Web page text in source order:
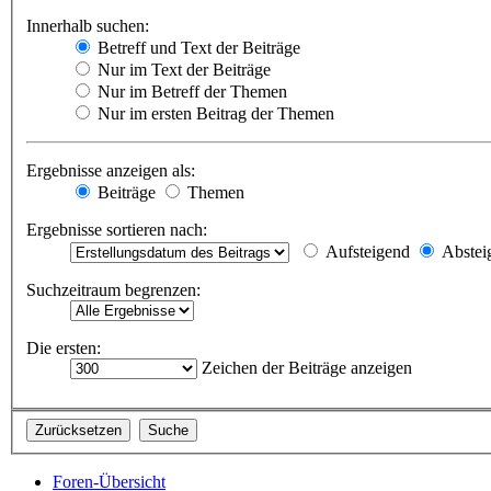
Innerhalb suchen:
Betreff und Text der Beiträge
Nur im Text der Beiträge
Nur im Betreff der Themen
Nur im ersten Beitrag der Themen
Ergebnisse anzeigen als:
Beiträge
Themen
Ergebnisse sortieren nach:
Aufsteigend
Suchzeitraum begrenzen:
Die ersten:
Zeichen der Beiträge anzeigen
Foren-Übersicht